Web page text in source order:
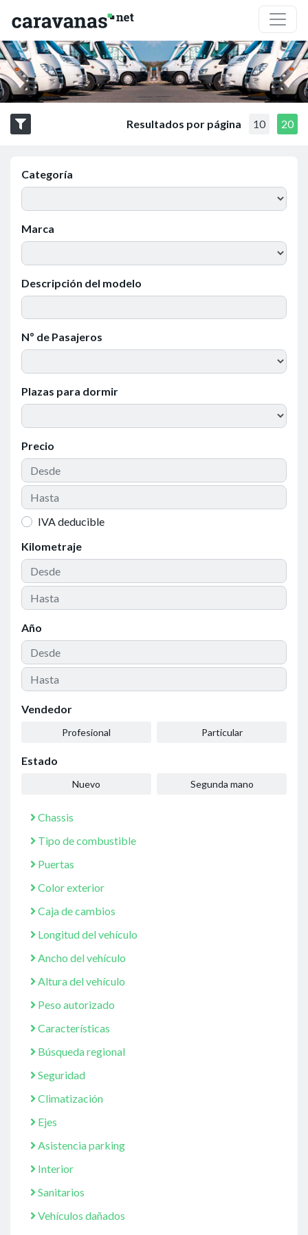
Resultados por página 10 20
Categoría
Marca
Descripción del modelo
Nº de Pasajeros
Plazas para dormir
Precio
IVA deducible
Kilometraje
Año
Vendedor
Profesional Particular
Estado
Nuevo Segunda mano
Chassis
Tipo de combustible
Puertas
Color exterior
Caja de cambios
Longitud del vehículo
Ancho del vehículo
Altura del vehículo
Peso autorizado
Características
Búsqueda regional
Seguridad
Climatización
Ejes
Asistencia parking
Interior
Sanitarios
Vehículos dañados